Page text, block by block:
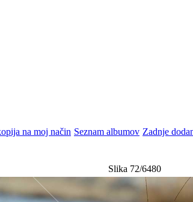
na moj način Seznam albumov Zadnje
Slika 72/6480